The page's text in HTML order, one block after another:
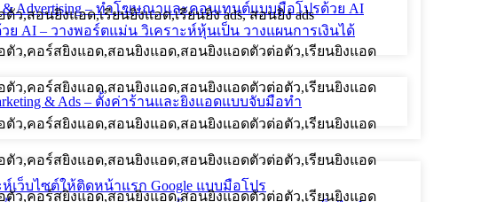
& Advertising – ทำโฆษณาและคอนเทนต์แบบมือโปรด้วย AI
AI – วางพอร์ตแม่น วิเคราะห์หุ้นเป็น วางแผนการเงินได้
& Ads – ตั้งค่าร้านและยิงแอดแบบจับมือทำ
ะห์เว็บไซต์ให้ติดหน้าแรก Google แบบมือโปร